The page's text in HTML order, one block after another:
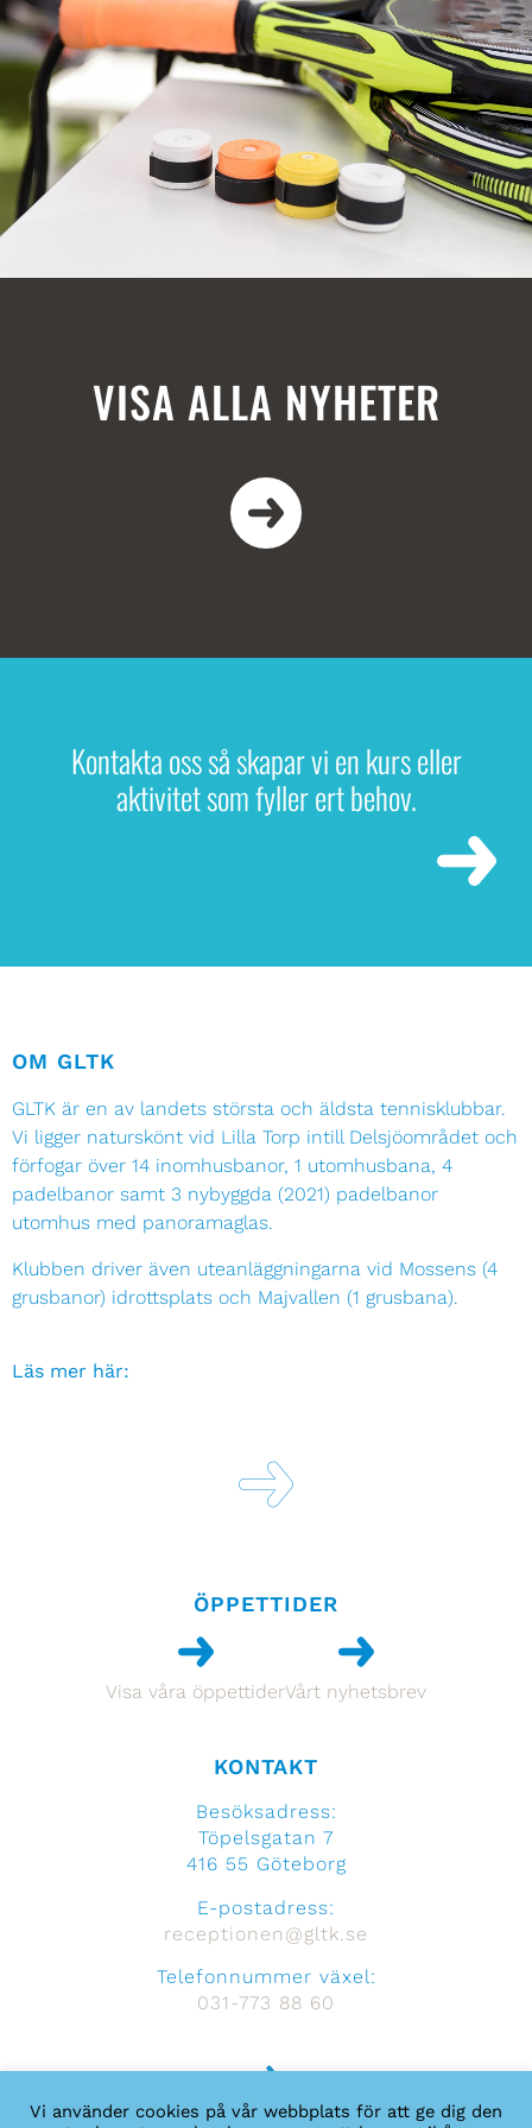
VISA ALLA NYHETER
Kontakta oss så skapar vi en kurs eller
aktivitet som fyller ert behov.
OM GLTK
GLTK är en av landets största och äldsta tennisklubbar.
Vi ligger naturskönt vid Lilla Torp intill Delsjöområdet och
förfogar över 14 inomhusbanor, 1 utomhusbana, 4
padelbanor samt 3 nybyggda (2021) padelbanor
utomhus med panoramaglas.
Klubben driver även uteanläggningarna vid Mossens (4
grusbanor) idrottsplats och Majvallen (1 grusbana).
Läs mer här:
ÖPPETTIDER
Visa våra öppettiderVårt nyhetsbrev
KONTAKT
Besöksadress:
Töpelsgatan 7
416 55 Göteborg
E-postadress:
receptionen@gltk.se
Telefonnummer växel:
031-773 88 60
Hitta hit
Vi använder cookies på vår webbplats för att ge dig den